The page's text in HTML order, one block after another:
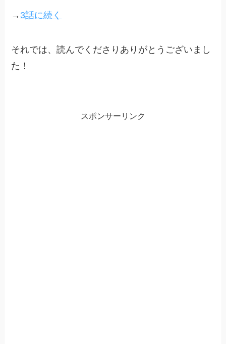
→ 3話に続く
それでは、読んでくださりありがとうございまし
た！
スポンサーリンク